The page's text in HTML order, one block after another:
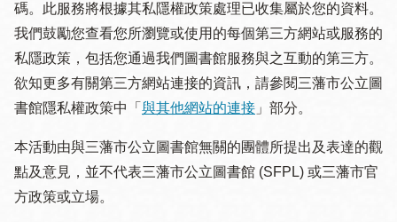
碼。此服務將根據其私隱權政策處理已收集屬於您的資料。
我們鼓勵您查看您所瀏覽或使用的每個第三方網站或服務的
私隱政策，包括您通過我們圖書館服務與之互動的第三方。
欲知更多有關第三方網站連接的資訊，請參閱三藩市公立圖
書館隱私權政策中「 與其他網站的連接 」部分。
本活動由與三藩市公立圖書館無關的團體所提出及表達的觀
點及意見，並不代表三藩市公立圖書館 (SFPL) 或三藩市官
方政策或立場。